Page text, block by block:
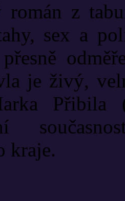
román z
sex a
je živý,
Přibila
kraje.